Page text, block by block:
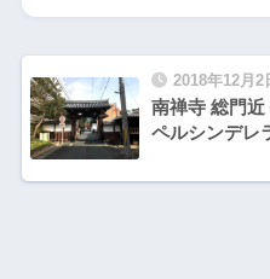
2018年12月2
南禅寺 総門近くラブホテル『HOTEL チャ
ペルシンデレ